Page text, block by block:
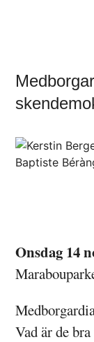
Onsdag 14
Vad är de